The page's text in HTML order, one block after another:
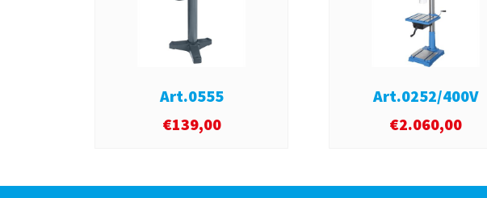
Art.0555
€139,00
Art.0252/400V
€2.060,00